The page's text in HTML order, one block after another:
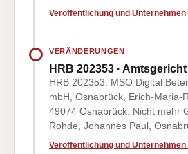
Veröffentlichung und Unternehmen
VERÄNDERUNGEN
HRB 202353 ·
HRB 202353: MSO Digital
mbH, Osnabrück, Erich-Maria-
49074 Osnabrück. Nicht mehr
Rohde, Johannes Paul,
Veröffentlichung und Unternehmen